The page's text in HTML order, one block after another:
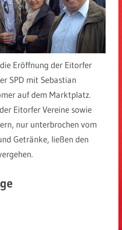
Eröffnung der Eitorfer
SPD mit Sebastian
auf dem Marktplatz.
Eitorfer Vereine sowie
nur unterbrochen vom
Getränke, ließen den